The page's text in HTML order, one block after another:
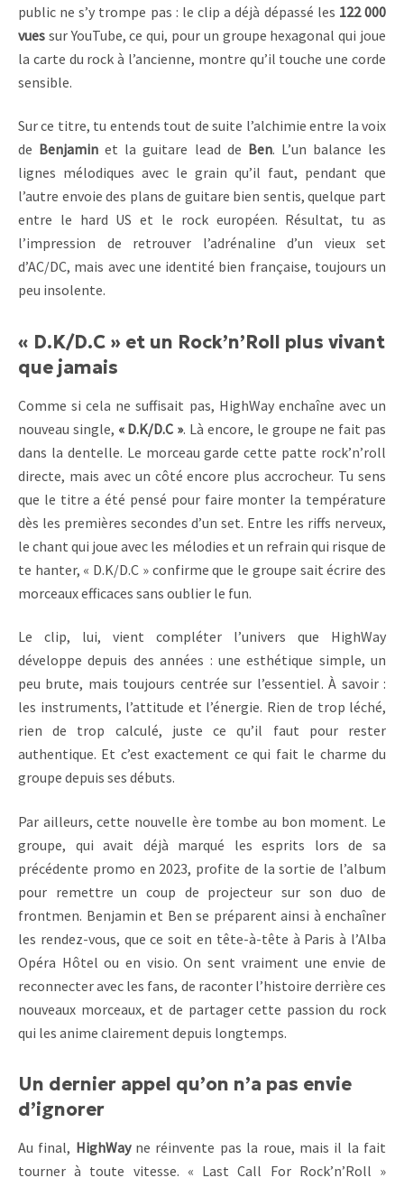
public ne s’y trompe pas : le clip a déjà dépassé les 122 000
vues sur YouTube, ce qui, pour un groupe hexagonal qui joue
la carte du rock à l’ancienne, montre qu’il touche une corde
sensible.
Sur ce titre, tu entends tout de suite l’alchimie entre la voix
de Benjamin et la guitare lead de Ben. L’un balance les
lignes mélodiques avec le grain qu’il faut, pendant que
l’autre envoie des plans de guitare bien sentis, quelque part
entre le hard US et le rock européen. Résultat, tu as
l’impression de retrouver l’adrénaline d’un vieux set
d’AC/DC, mais avec une identité bien française, toujours un
peu insolente.
« D.K/D.C » et un Rock’n’Roll plus vivant
que jamais
Comme si cela ne suffisait pas, HighWay enchaîne avec un
nouveau single, « D.K/D.C ». Là encore, le groupe ne fait pas
dans la dentelle. Le morceau garde cette patte rock’n’roll
directe, mais avec un côté encore plus accrocheur. Tu sens
que le titre a été pensé pour faire monter la température
dès les premières secondes d’un set. Entre les riffs nerveux,
le chant qui joue avec les mélodies et un refrain qui risque de
te hanter, « D.K/D.C » confirme que le groupe sait écrire des
morceaux efficaces sans oublier le fun.
Le clip, lui, vient compléter l’univers que HighWay
développe depuis des années : une esthétique simple, un
peu brute, mais toujours centrée sur l’essentiel. À savoir :
les instruments, l’attitude et l’énergie. Rien de trop léché,
rien de trop calculé, juste ce qu’il faut pour rester
authentique. Et c’est exactement ce qui fait le charme du
groupe depuis ses débuts.
Par ailleurs, cette nouvelle ère tombe au bon moment. Le
groupe, qui avait déjà marqué les esprits lors de sa
précédente promo en 2023, profite de la sortie de l’album
pour remettre un coup de projecteur sur son duo de
frontmen. Benjamin et Ben se préparent ainsi à enchaîner
les rendez-vous, que ce soit en tête-à-tête à Paris à l’Alba
Opéra Hôtel ou en visio. On sent vraiment une envie de
reconnecter avec les fans, de raconter l’histoire derrière ces
nouveaux morceaux, et de partager cette passion du rock
qui les anime clairement depuis longtemps.
Un dernier appel qu’on n’a pas envie
d’ignorer
Au final, HighWayne réinvente pas la roue, mais il la fait
tourner à toute vitesse. « Last Call For Rock’n’Roll »